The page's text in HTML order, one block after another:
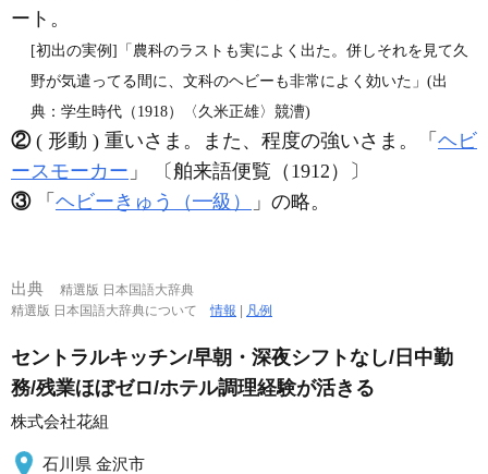
ート。
[初出の実例]「農科のラストも実によく出た。併しそれを見て久
野が気遣ってる間に、文科のヘビーも非常によく効いた」(出
典：学生時代（1918）〈久米正雄〉競漕)
②( 形動 ) 重いさま。また、程度の強いさま。「 ヘビ
ースモーカー 」 〔舶来語便覧（1912）〕
③「 ヘビーきゅう（━級） 」の略。
出典
精選版 日本国語大辞典
精選版 日本国語大辞典について情報 | 凡例
セントラルキッチン/早朝・深夜シフトなし/日中勤
務/残業ほぼゼロ/ホテル調理経験が活きる
株式会社花組
石川県 金沢市